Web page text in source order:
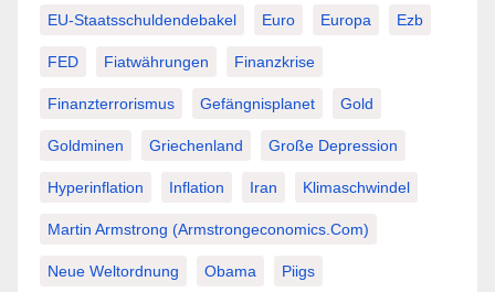
EU-Staatsschuldendebakel Euro Europa Ezb
FED Fiatwährungen Finanzkrise
Finanzterrorismus Gefängnisplanet Gold
Goldminen Griechenland Große Depression
Hyperinflation Inflation Iran Klimaschwindel
Martin Armstrong (Armstrongeconomics.com)
Neue Weltordnung Obama Piigs